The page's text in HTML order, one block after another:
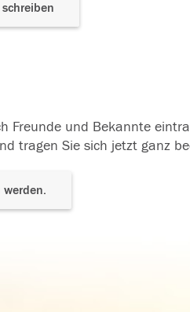
Freunde und Bekannte
tragen Sie sich jetzt ganz